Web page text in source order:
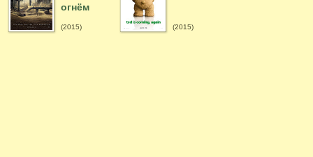
огнём
(2015) (2015)